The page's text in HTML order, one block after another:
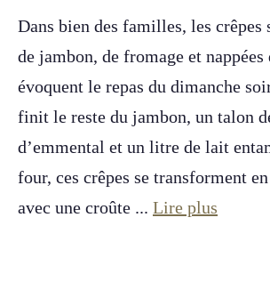
Dans bien des familles, les crêpes
de jambon, de fromage et nappées
évoquent le repas du dimanche
finit le reste du jambon, un talon
d’emmental et un litre de lait
four, ces crêpes se transforment
avec une croûte ... Lire plus